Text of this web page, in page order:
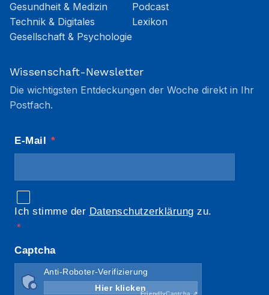
Gesundheit & Medizin
Technik & Digitales
Gesellschaft & Psychologie
Podcast
Lexikon
Wissenschaft-Newsletter
Die wichtigsten Entdeckungen der Woche direkt in Ihr
Postfach.